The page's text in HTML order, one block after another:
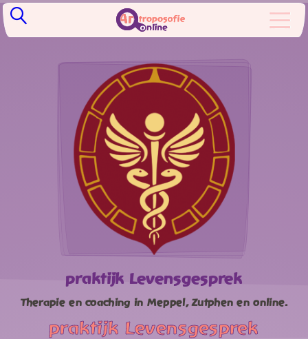
praktijk Levensgesprek
Therapie en coaching in Meppel, Zutphen en online.
praktijk Levensgesprek